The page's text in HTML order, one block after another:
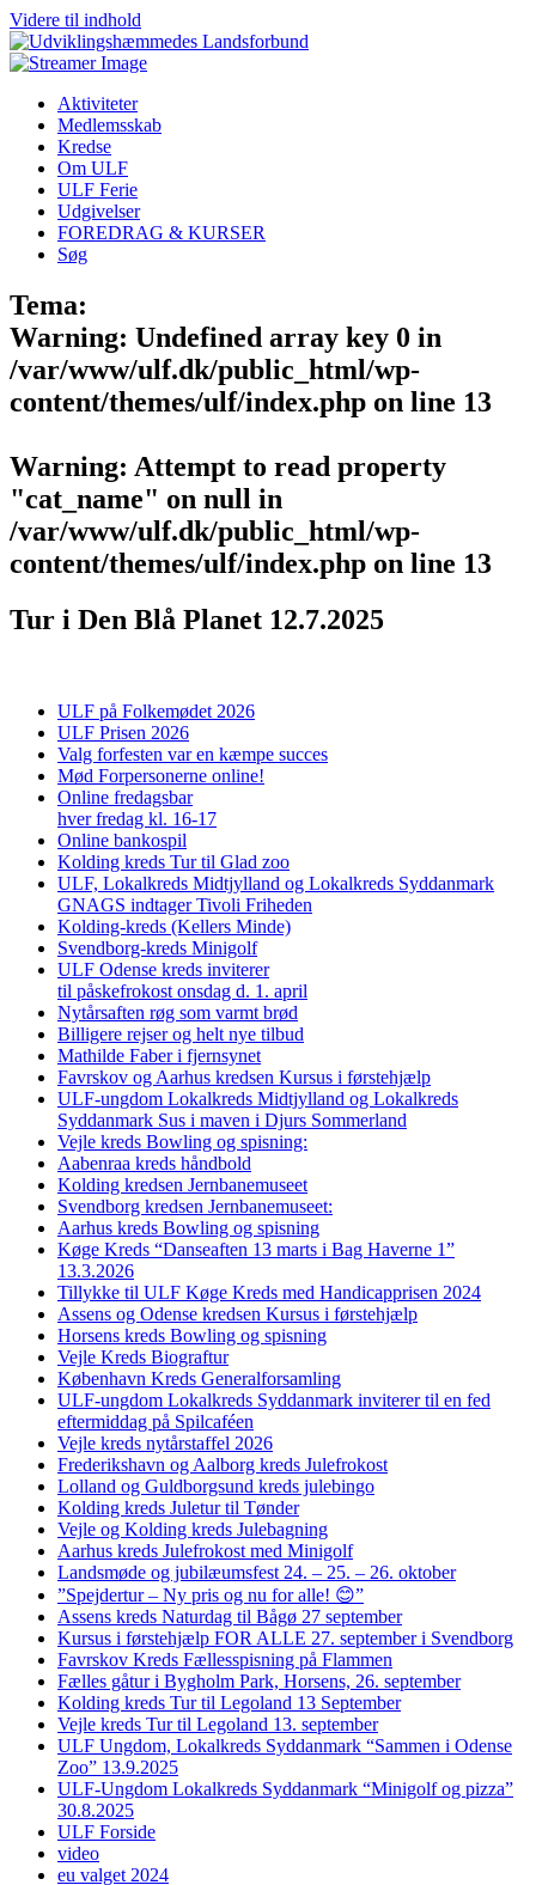
Videre til indhold
Aktiviteter
Medlemsskab
Kredse
Om ULF
ULF Ferie
Udgivelser
FOREDRAG & KURSER
Søg
Tema:
Warning: Undefined array key 0 in
/var/www/ulf.dk/public_html/wp-
content/themes/ulf/index.php on line 13
Warning: Attempt to read property
"cat_name" on null in
/var/www/ulf.dk/public_html/wp-
content/themes/ulf/index.php on line 13
Tur i Den Blå Planet 12.7.2025
ULF på Folkemødet 2026
ULF Prisen 2026
Valg forfesten var en kæmpe succes
Mød Forpersonerne online!
Online fredagsbar
hver fredag kl. 16-17
Online bankospil
Kolding kreds Tur til Glad zoo
ULF, Lokalkreds Midtjylland og Lokalkreds Syddanmark
GNAGS indtager Tivoli Friheden
Kolding-kreds (Kellers Minde)
Svendborg-kreds Minigolf
ULF Odense kreds inviterer
til påskefrokost onsdag d. 1. april
Nytårsaften røg som varmt brød
Billigere rejser og helt nye tilbud
Mathilde Faber i fjernsynet
Favrskov og Aarhus kredsen Kursus i førstehjælp
ULF-ungdom Lokalkreds Midtjylland og Lokalkreds
Syddanmark Sus i maven i Djurs Sommerland
Vejle kreds Bowling og spisning:
Aabenraa kreds håndbold
Kolding kredsen Jernbanemuseet
Svendborg kredsen Jernbanemuseet:
Aarhus kreds Bowling og spisning
Køge Kreds “Danseaften 13 marts i Bag Haverne 1”
13.3.2026
Tillykke til ULF Køge Kreds med Handicapprisen 2024
Assens og Odense kredsen Kursus i førstehjælp
Horsens kreds Bowling og spisning
Vejle Kreds Biograftur
København Kreds Generalforsamling
ULF-ungdom Lokalkreds Syddanmark inviterer til en fed
eftermiddag på Spilcaféen
Vejle kreds nytårstaffel 2026
Frederikshavn og Aalborg kreds Julefrokost
Lolland og Guldborgsund kreds julebingo
Kolding kreds Juletur til Tønder
Vejle og Kolding kreds Julebagning
Aarhus kreds Julefrokost med Minigolf
Landsmøde og jubilæumsfest 24. – 25. – 26. oktober
”Spejdertur – Ny pris og nu for alle! 😊”
Assens kreds Naturdag til Bågø 27 september
Kursus i førstehjælp FOR ALLE 27. september i Svendborg
Favrskov Kreds Fællesspisning på Flammen
Fælles gåtur i Bygholm Park, Horsens, 26. september
Kolding kreds Tur til Legoland 13 September
Vejle kreds Tur til Legoland 13. september
ULF Ungdom, Lokalkreds Syddanmark “Sammen i Odense
Zoo” 13.9.2025
ULF-Ungdom Lokalkreds Syddanmark “Minigolf og pizza”
30.8.2025
ULF Forside
video
eu valget 2024